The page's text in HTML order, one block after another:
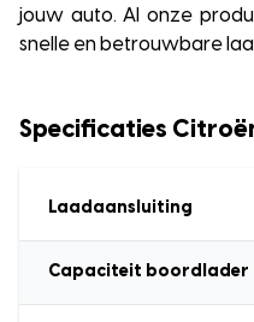
jouw auto. Al onze
snelle en betrouwbare
Specificaties
Laadaansluiting
Capaciteit boordlader